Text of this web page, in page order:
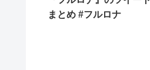
まとめ #フルロナ